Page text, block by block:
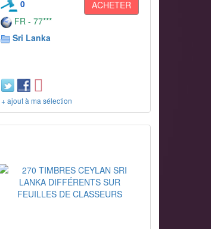
0
ACHETER
FR - 77***
Sri Lanka
+ ajout à ma sélection